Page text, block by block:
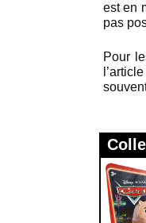
est en
pas
Pour